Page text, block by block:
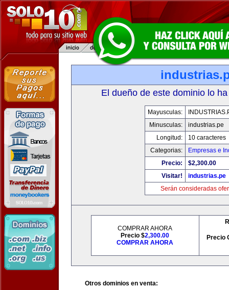
El dueño de este dominio lo
Mayusculas:
Minusculas:
industrias.pe
Longitud:
10 caracteres
Categorias:
Empresas e
Precio:
$2,300.00
Visitar!
industrias.pe
Serán consideradas
COMPRAR AHORA
Precio $2,300.00
COMPRAR AHORA
Precio
Otros dominios en venta: